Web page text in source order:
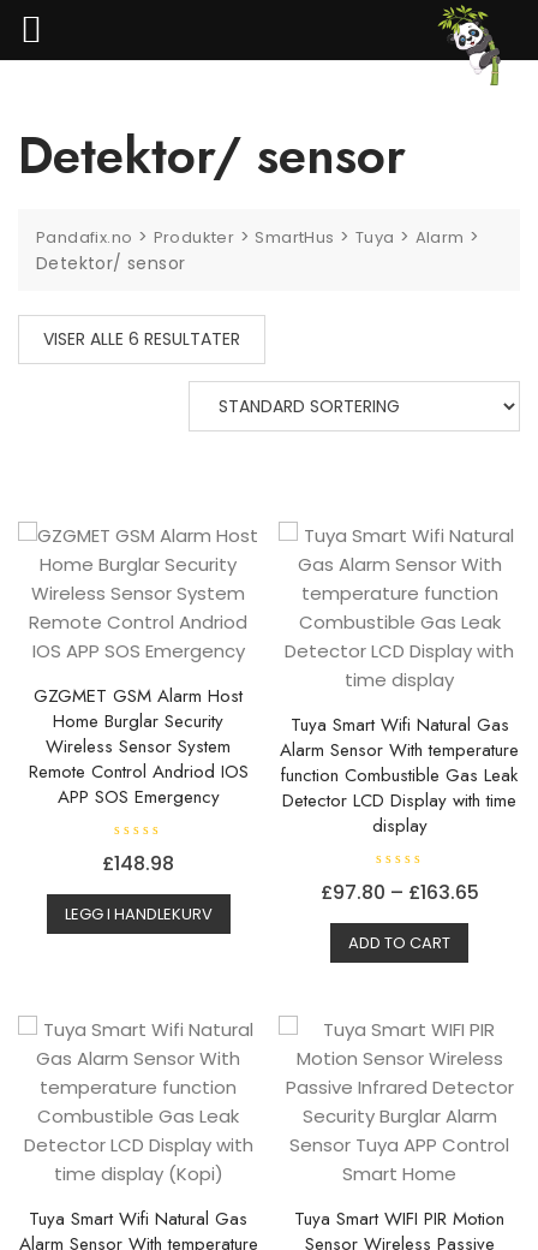
Detektor/ sensor
Pandafix.no > Produkter > SmartHus > Tuya > Alarm >
Detektor/ sensor
VISER ALLE 6 RESULTATER
GZGMET GSM Alarm Host
Home Burglar Security
Wireless Sensor System
Remote Control Andriod IOS
APP SOS Emergency
V
u
d
e
r
t
£148.98
LEGG I HANDLEKURV
Tuya Smart Wifi Natural Gas
Alarm Sensor With temperature
function Combustible Gas Leak
Detector LCD Display with time
display
V
u
d
e
r
t
5
£97.80 – £163.65
ADD TO CART
Dette
kan
velges
på
Tuya Smart Wifi Natural Gas
Alarm Sensor With temperature
Tuya Smart WIFI PIR Motion
Sensor Wireless Passive